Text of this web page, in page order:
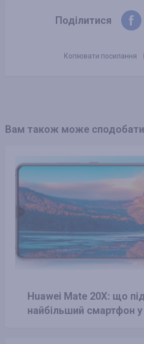
Поділитися
Копіювати посилання
Вам також може
Huawei Mate 20X: що
найбільший смартфон у